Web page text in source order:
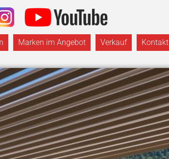
Marken im Angebot Verkauf Kontakt